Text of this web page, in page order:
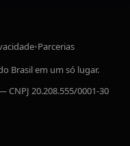
•Parcerias
Brasil em um só lugar.
CNPJ 20.208.555/0001-30